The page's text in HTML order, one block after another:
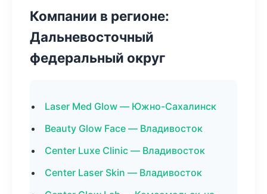
Компании в регионе:
Дальневосточный
федеральный округ
Laser Med Glow — Южно-Сахалинск
Beauty Glow Face — Владивосток
Center Luxe Clinic — Владивосток
Center Laser Skin — Владивосток